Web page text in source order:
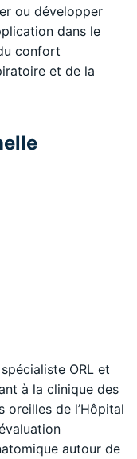
ou développer
dans le
confort
et de la
ORL et
à la clinique des
oreilles de l’Hôpital
autour de